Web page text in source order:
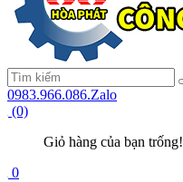
0983.966.086.Zalo
(0)
Giỏ hàng của bạn trống!
0